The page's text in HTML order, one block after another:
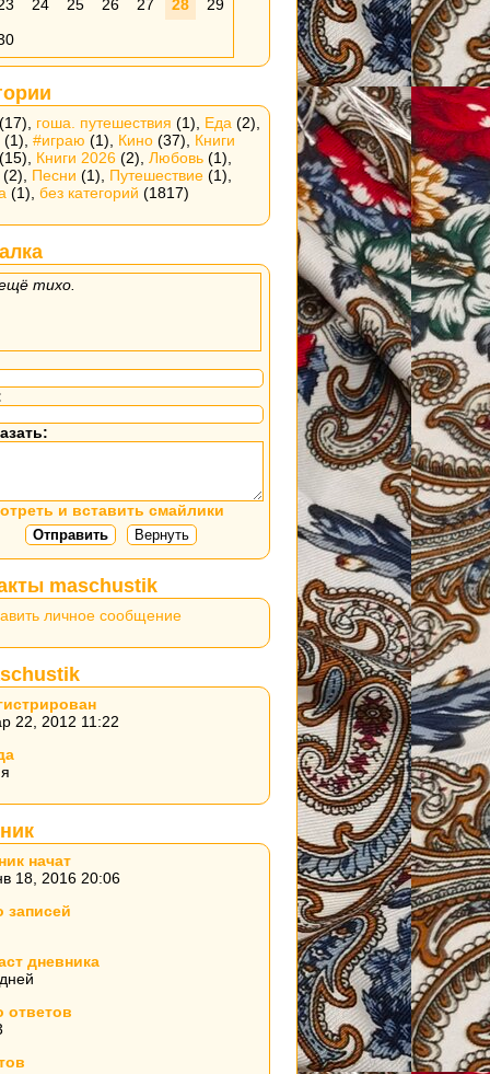
24 25 26 27 28
29
гоша. путешествия (1), Еда (2),
(1), #играю (1), Кино (37), Книги
Книги 2026 (2), Любовь (1),
(2), Песни (1), Путешествие (1),
(1), без категорий (1817)
тихо.
и вставить смайлики
maschustik
личное сообщение
22, 2012 11:22
начат
18, 2016 20:06
записей
дневника
ответов